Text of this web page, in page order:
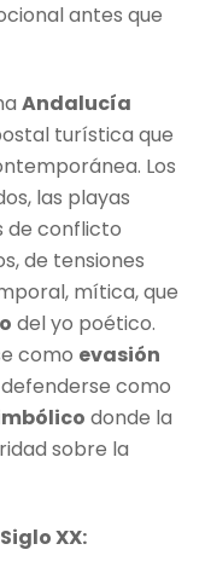
antes que
Andalucía
turística que
Los
las playas
de conflicto
de tensiones
mítica, que
del yo poético.
como evasión
como
donde la
sobre la
XX: